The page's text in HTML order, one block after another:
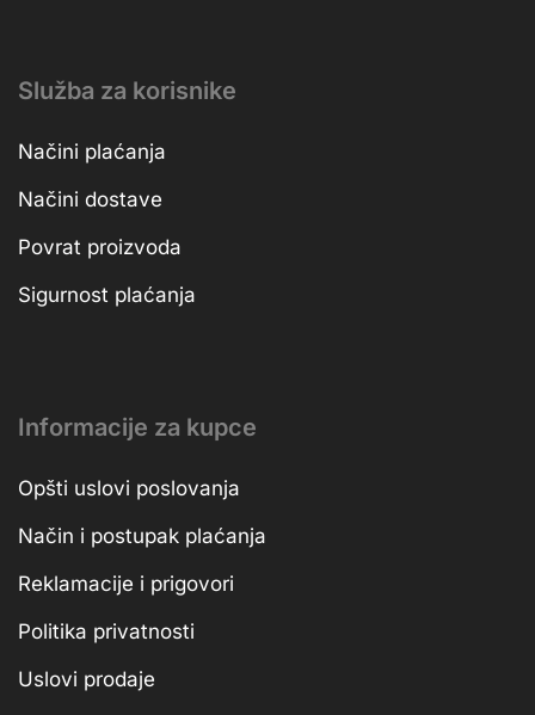
Služba za korisnike
Načini plaćanja
Načini dostave
Povrat proizvoda
Sigurnost plaćanja
Informacije za kupce
Opšti uslovi poslovanja
Način i postupak plaćanja
Reklamacije i prigovori
Politika privatnosti
Uslovi prodaje